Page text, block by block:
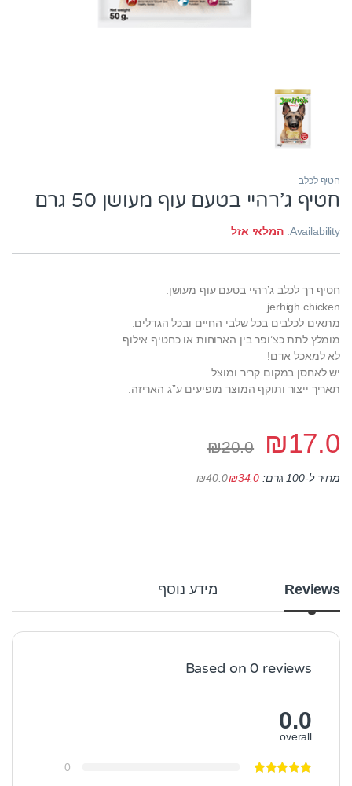
חטיף לכלב
חטיף ג’רהיי בטעם עוף מעושן 50 גרם
Availability: המלאי אזל
חטיף רך לכלב ג’רהיי בטעם עוף מעושן.
jerhigh chicken
מתאים לכלבים בכל שלבי החיים ובכל הגדלים.
מומלץ לתת כצ’ופר בין הארוחות או כחטיף אילוף.
לא למאכל אדם!
יש לאחסן במקום קריר ומוצל.
תאריך ייצור ותוקף המוצר מופיעים ע”ג האריזה.
₪17.0
₪20.0
מחיר ל-100 גרם: ₪40.0₪34.0
Reviews מידע נוסף
Based on 0 reviews
0.0
overall
0